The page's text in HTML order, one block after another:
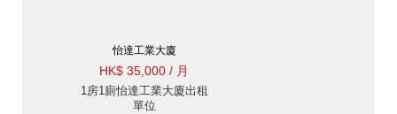
怡達工業大廈
HK$ 35,000 / 月
1房1廁怡達工業大廈出租
單位